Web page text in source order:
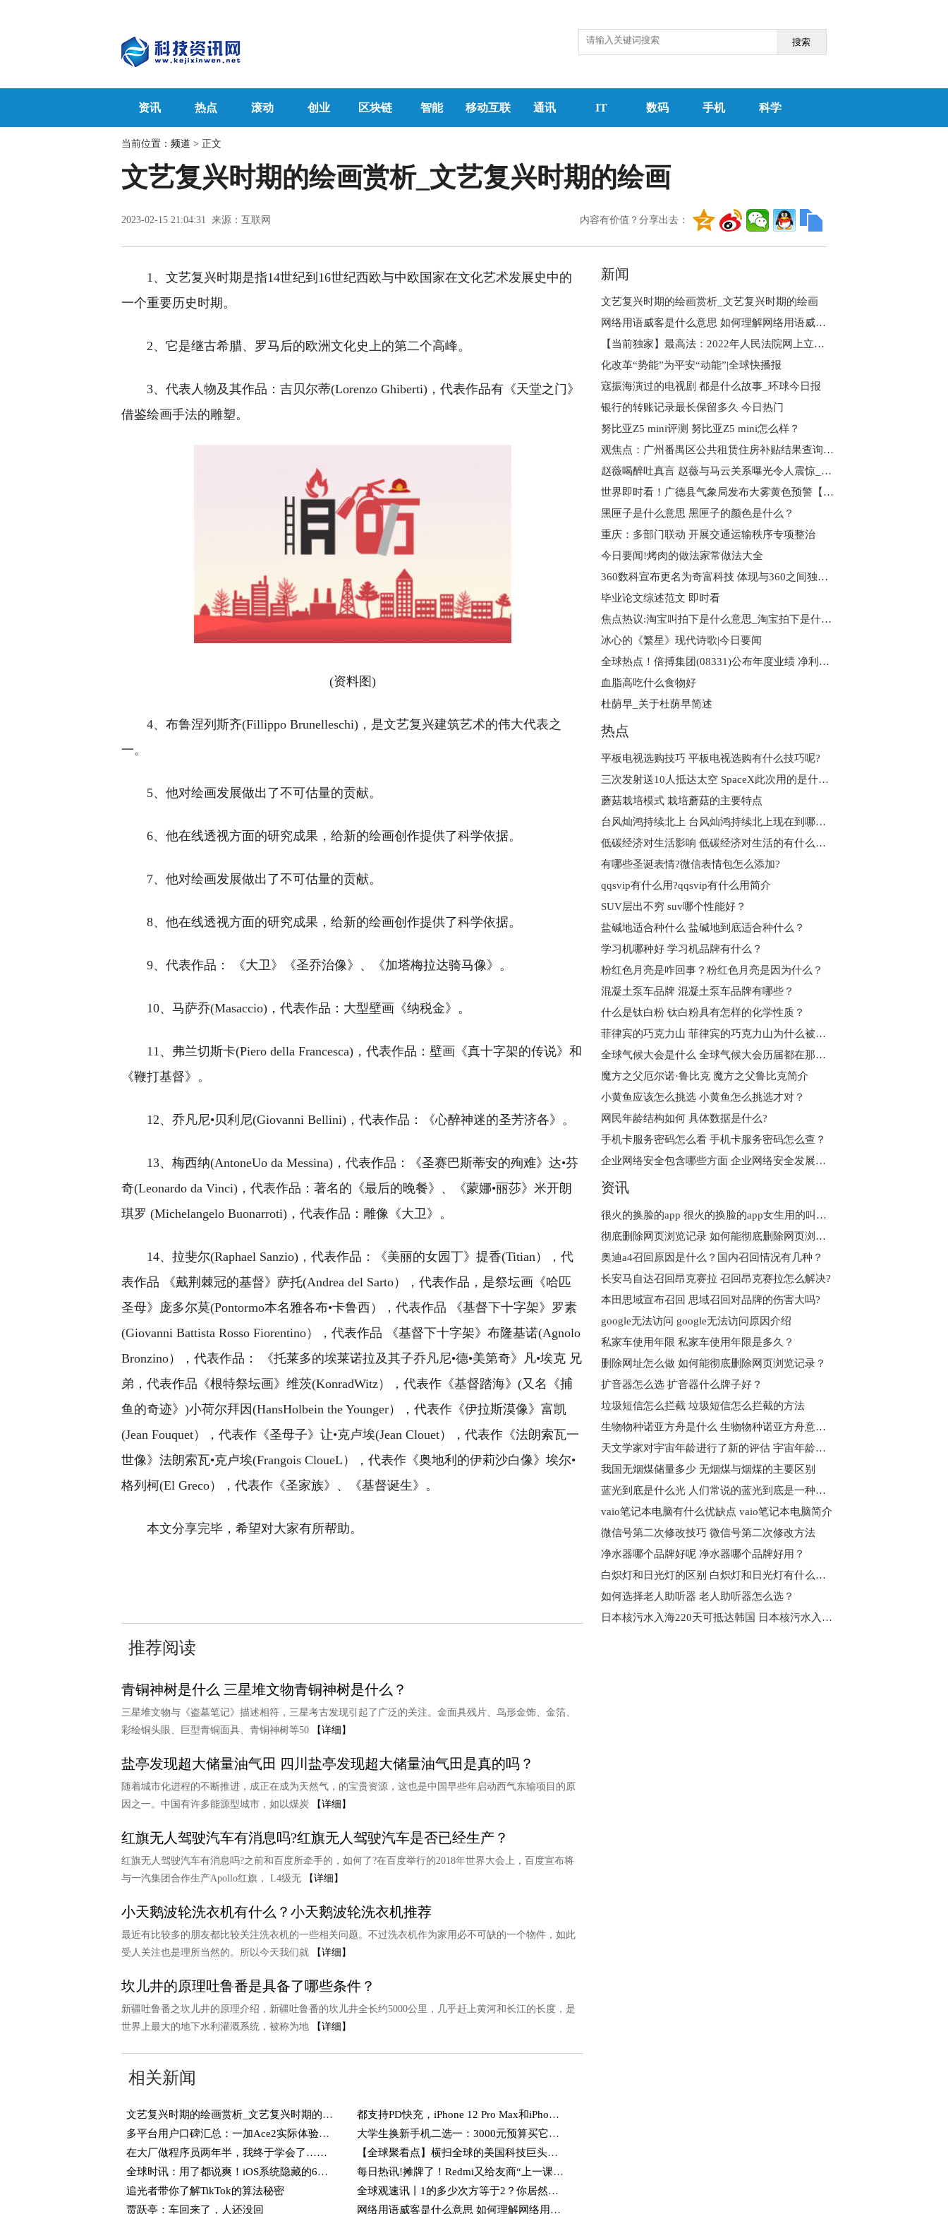
搜索
资讯 热点 滚动 创业 区块链 智能 移动互联 通讯 IT 数码 手机 科学
当前位置： 频道 > 正文
文艺复兴时期的绘画赏析_文艺复兴时期的绘画
2023-02-15 21:04:31 来源：互联网 内容有价值？分享出去：
1、文艺复兴时期是指14世纪到16世纪西欧与中欧国家在文化艺术发展史中的
一个重要历史时期。
2、它是继古希腊、罗马后的欧洲文化史上的第二个高峰。
3、代表人物及其作品：吉贝尔蒂(Lorenzo Ghiberti)，代表作品有《天堂之门》
借鉴绘画手法的雕塑。
(资料图)
4、布鲁涅列斯齐(Fillippo Brunelleschi)，是文艺复兴建筑艺术的伟大代表之
一。
5、他对绘画发展做出了不可估量的贡献。
6、他在线透视方面的研究成果，给新的绘画创作提供了科学依据。
7、他对绘画发展做出了不可估量的贡献。
8、他在线透视方面的研究成果，给新的绘画创作提供了科学依据。
9、代表作品： 《大卫》《圣乔治像》、《加塔梅拉达骑马像》。
10、马萨乔(Masaccio)，代表作品：大型壁画《纳税金》。
11、弗兰切斯卡(Piero della Francesca)，代表作品：壁画《真十字架的传说》和
《鞭打基督》。
12、乔凡尼•贝利尼(Giovanni Bellini)，代表作品：《心醉神迷的圣芳济各》。
13、梅西纳(AntoneUo da Messina)，代表作品：《圣赛巴斯蒂安的殉难》达•芬
奇(Leonardo da Vinci)，代表作品：著名的《最后的晚餐》、《蒙娜•丽莎》米开朗
琪罗 (Michelangelo Buonarroti)，代表作品：雕像《大卫》。
14、拉斐尔(Raphael Sanzio)，代表作品：《美丽的女园丁》提香(Titian），代
表作品 《戴荆棘冠的基督》萨托(Andrea del Sarto），代表作品，是祭坛画《哈匹
圣母》庞多尔莫(Pontormo本名雅各布•卡鲁西），代表作品 《基督下十字架》罗素
(Giovanni Battista Rosso Fiorentino），代表作品 《基督下十字架》布隆基诺(Agnolo
Bronzino），代表作品： 《托莱多的埃莱诺拉及其子乔凡尼•德•美第奇》凡•埃克 兄
弟，代表作品《根特祭坛画》维茨(KonradWitz），代表作《基督踏海》(又名《捕
鱼的奇迹》)小荷尔拜因(HansHolbein the Younger），代表作《伊拉斯漠像》富凯
(Jean Fouquet），代表作《圣母子》让•克卢埃(Jean Clouet），代表作《法朗索瓦一
世像》法朗索瓦•克卢埃(Frangois CloueL），代表作《奥地利的伊莉沙白像》埃尔•
格列柯(El Greco），代表作《圣家族》、《基督诞生》。
本文分享完毕，希望对大家有所帮助。
推荐阅读
青铜神树是什么 三星堆文物青铜神树是什么？
三星堆文物与《盗墓笔记》描述相符，三星考古发现引起了广泛的关注。金面具残片、鸟形金饰、金箔、
彩绘铜头眼、巨型青铜面具、青铜神树等50
【详细】
盐亭发现超大储量油气田 四川盐亭发现超大储量油气田是真的吗？
随着城市化进程的不断推进，成正在成为天然气，的宝贵资源，这也是中国早些年启动西气东输项目的原
因之一。中国有许多能源型城市，如以煤炭
【详细】
红旗无人驾驶汽车有消息吗?红旗无人驾驶汽车是否已经生产？
红旗无人驾驶汽车有消息吗?之前和百度所牵手的，如何了?在百度举行的2018年世界大会上，百度宣布将
与一汽集团合作生产Apollo红旗， L4级无
【详细】
小天鹅波轮洗衣机有什么？小天鹅波轮洗衣机推荐
最近有比较多的朋友都比较关注洗衣机的一些相关问题。不过洗衣机作为家用必不可缺的一个物件，如此
受人关注也是理所当然的。所以今天我们就
【详细】
坎儿井的原理吐鲁番是具备了哪些条件？
新疆吐鲁番之坎儿井的原理介绍，新疆吐鲁番的坎儿井全长约5000公里，几乎赶上黄河和长江的长度，是
世界上最大的地下水利灌溉系统，被称为地
【详细】
相关新闻
文艺复兴时期的绘画赏析_文艺复兴时期的绘画
都支持PD快充，iPhone 12 Pro Max和iPhone 13 Pro Max有哪些区别-世界快资讯
多平台用户口碑汇总：一加Ace2实际体验是超神还是翻车？_即时焦点
大学生换新手机二选一：3000元预算买它的原因是啥？
在大厂做程序员两年半，我终于学会了……
【全球聚看点】横扫全球的美国科技巨头们，为什么他们的科技会在中国屡战屡败？
全球时讯：用了都说爽！iOS系统隐藏的6个小技巧，几千块苹果手机可没白买
每日热讯!摊牌了！Redmi又给友商“上一课”，K60大内存版本宣布降价！
追光者带你了解TikTok的算法秘密
全球观速讯丨1的多少次方等于2？你居然还认为此方程无解！走进神奇的复数！
贾跃亭：车回来了，人还没回
网络用语威客是什么意思 如何理解网络用语威客的意思_焦点资讯
新闻
文艺复兴时期的绘画赏析_文艺复兴时期的绘画
网络用语威客是什么意思 如何理解网络用语威客的意思_焦点资讯
【当前独家】最高法：2022年人民法院网上立案超一千万次
化改革“势能”为平安“动能”|全球快播报
寇振海演过的电视剧 都是什么故事_环球今日报
银行的转账记录最长保留多久 今日热门
努比亚Z5 mini评测 努比亚Z5 mini怎么样？
观焦点：广州番禺区公共租赁住房补贴结果查询入口
赵薇喝醉吐真言 赵薇与马云关系曝光令人震惊_新视野
世界即时看！广德县气象局发布大雾黄色预警【III级/较重】
黑匣子是什么意思 黑匣子的颜色是什么？
重庆：多部门联动 开展交通运输秩序专项整治
今日要闻!烤肉的做法家常做法大全
360数科宣布更名为奇富科技 体现与360之间独立性
毕业论文综述范文 即时看
焦点热议:淘宝叫拍下是什么意思_淘宝拍下是什么意思
冰心的《繁星》现代诗歌|今日要闻
全球热点！倍搏集团(08331)公布年度业绩 净利451.4万元 同比减少50.49%
血脂高吃什么食物好
杜荫早_关于杜荫早简述
热点
平板电视选购技巧 平板电视选购有什么技巧呢?
三次发射送10人抵达太空 SpaceX此次用的是什么飞船？
蘑菇栽培模式 栽培蘑菇的主要特点
台风灿鸿持续北上 台风灿鸿持续北上现在到哪了？
低碳经济对生活影响 低碳经济对生活的有什么影响？
有哪些圣诞表情?微信表情包怎么添加?
qqsvip有什么用?qqsvip有什么用简介
SUV层出不穷 suv哪个性能好？
盐碱地适合种什么 盐碱地到底适合种什么？
学习机哪种好 学习机品牌有什么？
粉红色月亮是咋回事？粉红色月亮是因为什么？
混凝土泵车品牌 混凝土泵车品牌有哪些？
什么是钛白粉 钛白粉具有怎样的化学性质？
菲律宾的巧克力山 菲律宾的巧克力山为什么被说是第八大奇迹？
全球气候大会是什么 全球气候大会历届都在那举行的？
魔方之父厄尔诺·鲁比克 魔方之父鲁比克简介
小黄鱼应该怎么挑选 小黄鱼怎么挑选才对？
网民年龄结构如何 具体数据是什么?
手机卡服务密码怎么看 手机卡服务密码怎么查？
企业网络安全包含哪些方面 企业网络安全发展趋势
资讯
很火的换脸的app 很火的换脸的app女生用的叫什么?
彻底删除网页浏览记录 如何能彻底删除网页浏览记录？
奥迪a4召回原因是什么？国内召回情况有几种？
长安马自达召回昂克赛拉 召回昂克赛拉怎么解决?
本田思域宣布召回 思域召回对品牌的伤害大吗?
google无法访问 google无法访问原因介绍
私家车使用年限 私家车使用年限是多久？
删除网址怎么做 如何能彻底删除网页浏览记录？
扩音器怎么选 扩音器什么牌子好？
垃圾短信怎么拦截 垃圾短信怎么拦截的方法
生物物种诺亚方舟是什么 生物物种诺亚方舟意义何在？
天文学家对宇宙年龄进行了新的评估 宇宙年龄到底是什么？
我国无烟煤储量多少 无烟煤与烟煤的主要区别
蓝光到底是什么光 人们常说的蓝光到底是一种什么光
vaio笔记本电脑有什么优缺点 vaio笔记本电脑简介
微信号第二次修改技巧 微信号第二次修改方法
净水器哪个品牌好呢 净水器哪个品牌好用？
白炽灯和日光灯的区别 白炽灯和日光灯有什么不一样？
如何选择老人助听器 老人助听器怎么选？
日本核污水入海220天可抵达韩国 日本核污水入海有什么不好？